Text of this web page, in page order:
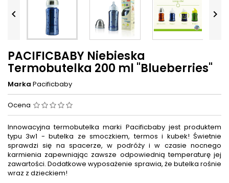
 
PACIFICBABY Niebieska
Termobutelka 200 ml "Blueberries"
Marka Pacificbaby
Ocena
Innowacyjna termobutelka marki Pacificbaby jest produktem
typu 3w1 - butelka ze smoczkiem, termos i kubek! Świetnie
sprawdzi się na spacerze, w podróży i w czasie nocnego
karmienia zapewniając zawsze odpowiednią temperaturę jej
zawartości. Dodatkowe wyposażenie sprawia, że butelka rośnie
wraz z dzieckiem!